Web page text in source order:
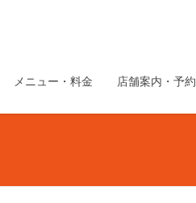
メニュー・料金 店舗案内・予約